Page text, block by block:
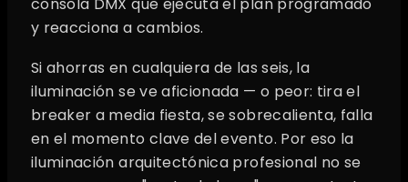
consola DMX que ejecuta el plan programado
y reacciona a cambios.
Si ahorras en cualquiera de las seis, la
iluminación se ve aficionada — o peor: tira el
breaker a media fiesta, se sobrecalienta, falla
en el momento clave del evento. Por eso la
iluminación arquitectónica profesional no se